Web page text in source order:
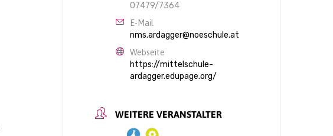
07479/7364
E-Mail
nms.ardagger@noeschule.at
Webseite
https://mittelschule-
ardagger.edupage.org/
WEITERE VERANSTALTER